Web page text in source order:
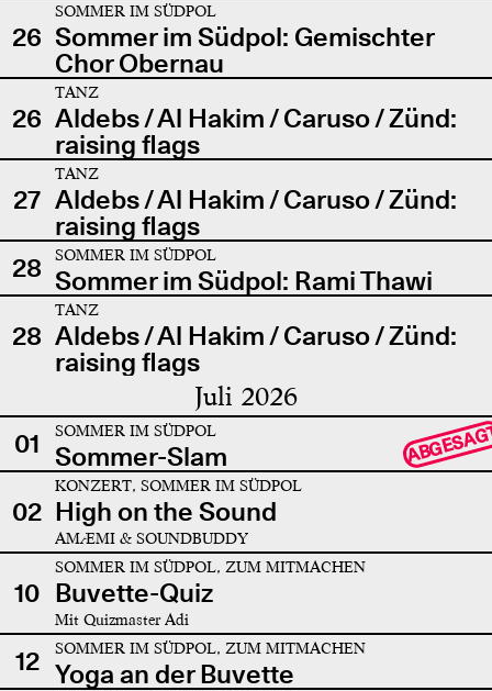
26
SOMMER IM SÜDPOL
Sommer im Südpol: Gemischter
Chor Obernau
26
TANZ
Aldebs / Al Hakim / Caruso / Zünd:
raising flags
27
TANZ
Aldebs / Al Hakim / Caruso / Zünd:
raising flags
28
SOMMER IM SÜDPOL
Sommer im Südpol: Rami Thawi
28
TANZ
Aldebs / Al Hakim / Caruso / Zünd:
raising flags
Juli 2026
01 SOMMER IM SÜDPOL
Sommer-Slam
02
KONZERT, SOMMER IM SÜDPOL
High on the Sound
AMÆMI & SOUNDBUDDY
10
SOMMER IM SÜDPOL, ZUM MITMACHEN
Buvette-Quiz
Mit Quizmaster Adi
12 SOMMER IM SÜDPOL, ZUM MITMACHEN
Yoga an der Buvette